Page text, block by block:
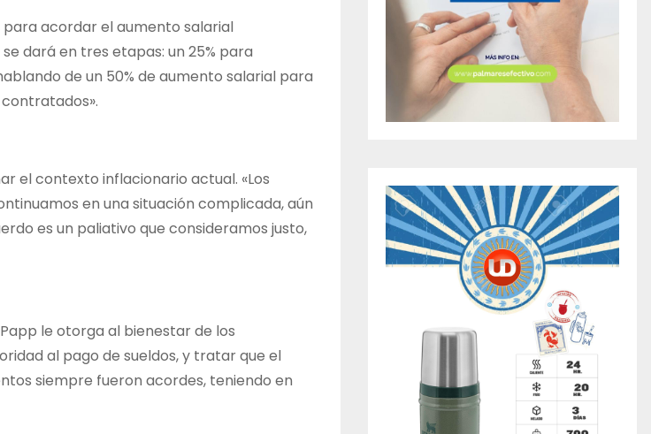
para acordar el aumento salarial
dará en tres etapas: un 25% para
de un 50% de aumento salarial para
el contexto inflacionario actual. «Los
en una situación complicada, aún
es un paliativo que consideramos justo,
le otorga al bienestar de los
al pago de sueldos, y tratar que el
siempre fueron acordes, teniendo en